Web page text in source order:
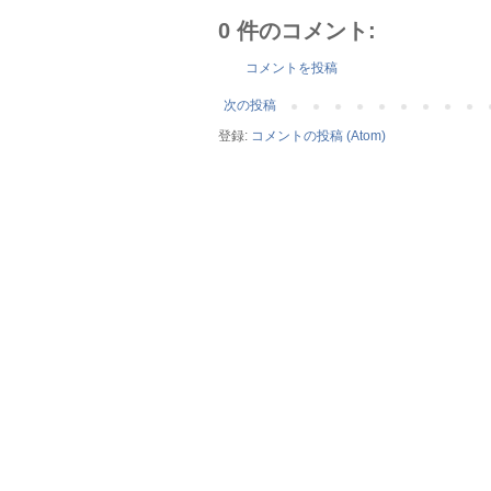
0 件のコメント:
コメントを投稿
次の投稿
登録: コメントの投稿 (Atom)